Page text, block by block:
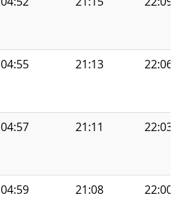
04:55 21:13 22:06
04:57 21:11 22:03
04:59 21:08 22:00